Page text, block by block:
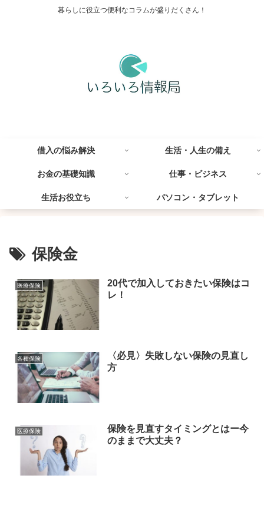
暮らしに役立つ便利なコラムが盛りだくさん！
借入の悩み解決 生活・人生の備え
お金の基礎知識 仕事・ビジネス
生活お役立ち パソコン・タブレット
保険金
医療保険
20代で加入しておきたい保険はコ
レ！
各種保険
〈必見〉失敗しない保険の見直し
方
医療保険
保険を見直すタイミングとはー今
のままで大丈夫？